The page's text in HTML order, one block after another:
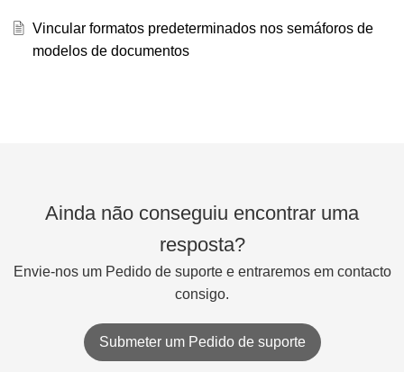
Vincular formatos predeterminados nos semáforos de
modelos de documentos
Ainda não conseguiu encontrar uma
resposta?
Envie-nos um Pedido de suporte e entraremos em contacto
consigo.
Submeter um Pedido de suporte